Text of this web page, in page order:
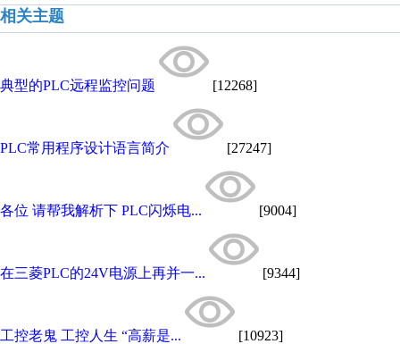
相关主题
典型的PLC远程监控问题 [12268]
PLC常用程序设计语言简介 [27247]
各位 请帮我解析下 PLC闪烁电... [9004]
在三菱PLC的24V电源上再并一... [9344]
工控老鬼 工控人生 “高薪是... [10923]